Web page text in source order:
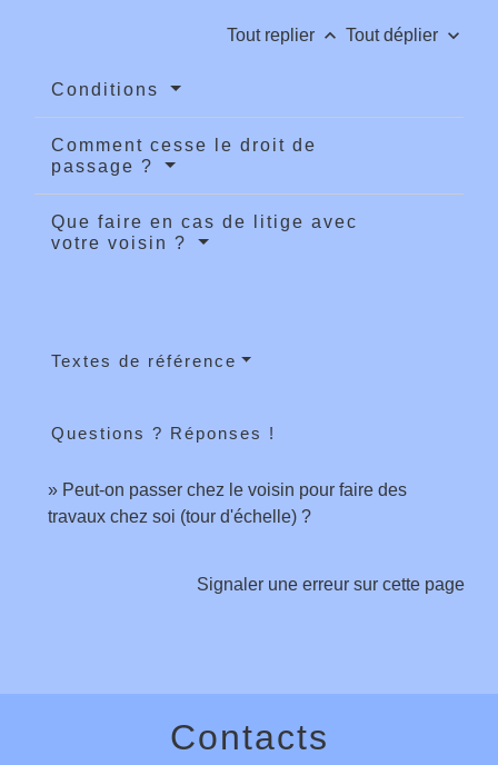
Tout replier keyboard_arrow_up Tout déplier keyboard_arrow_down
Conditions
Comment cesse le droit de
passage ?
Que faire en cas de litige avec
votre voisin ?
Textes de référence
Questions ? Réponses !
Peut-on passer chez le voisin pour faire des
travaux chez soi (tour d'échelle) ?
Signaler une erreur sur cette page
Contacts